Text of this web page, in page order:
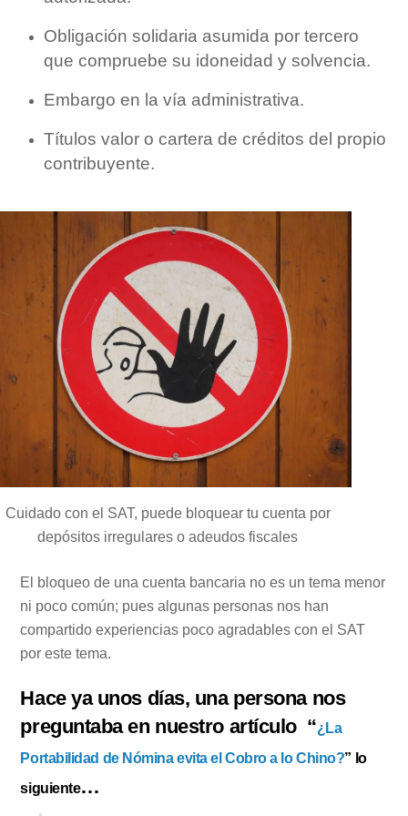
Obligación solidaria asumida por tercero
que compruebe su idoneidad y solvencia.
Embargo en la vía administrativa.
Títulos valor o cartera de créditos del propio
contribuyente.
Cuidado con el SAT, puede bloquear tu cuenta por
depósitos irregulares o adeudos fiscales
El bloqueo de una cuenta bancaria no es un tema menor
ni poco común; pues algunas personas nos han
compartido experiencias poco agradables con el SAT
por este tema.
Hace ya unos días, una persona nos
preguntaba en nuestro artículo “¿La
Portabilidad de Nómina evita el Cobro a lo Chino?” lo
siguiente…